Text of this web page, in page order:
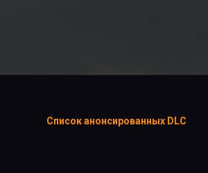
Список анонсированных DLC